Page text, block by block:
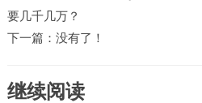
要几千几万？
下一篇：没有了！
继续阅读